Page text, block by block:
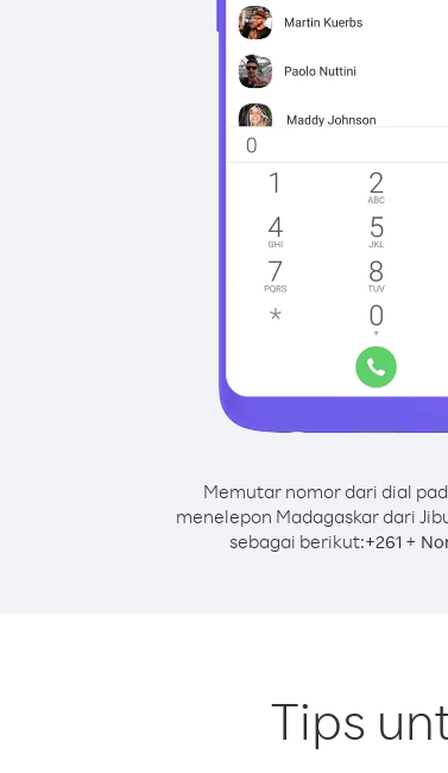
Memutar nomor dari dial
menelepon Madagaskar dari
sebagai berikut:+261+
Tips